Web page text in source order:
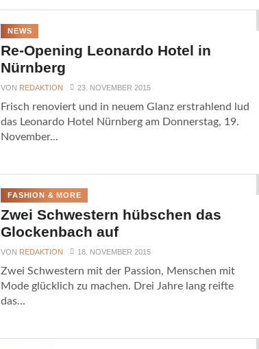
NEWS
Re-Opening Leonardo Hotel in
Nürnberg
VON REDAKTION 23. NOVEMBER 2015
Frisch renoviert und in neuem Glanz erstrahlend lud
das Leonardo Hotel Nürnberg am Donnerstag, 19.
November...
FASHION & MORE
Zwei Schwestern hübschen das
Glockenbach auf
VON REDAKTION 18. NOVEMBER 2015
Zwei Schwestern mit der Passion, Menschen mit
Mode glücklich zu machen. Drei Jahre lang reifte
das...